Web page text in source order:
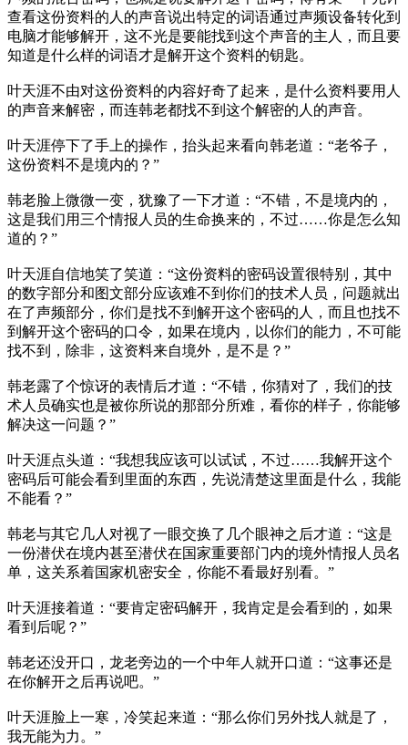
查看这份资料的人的声音说出特定的词语通过声频设备转化到
电脑才能够解开，这不光是要能找到这个声音的主人，而且要
知道是什么样的词语才是解开这个资料的钥匙。
叶天涯不由对这份资料的内容好奇了起来，是什么资料要用人
的声音来解密，而连韩老都找不到这个解密的人的声音。
叶天涯停下了手上的操作，抬头起来看向韩老道：“老爷子，
这份资料不是境内的？”
韩老脸上微微一变，犹豫了一下才道：“不错，不是境内的，
这是我们用三个情报人员的生命换来的，不过……你是怎么知
道的？”
叶天涯自信地笑了笑道：“这份资料的密码设置很特别，其中
的数字部分和图文部分应该难不到你们的技术人员，问题就出
在了声频部分，你们是找不到解开这个密码的人，而且也找不
到解开这个密码的口令，如果在境内，以你们的能力，不可能
找不到，除非，这资料来自境外，是不是？”
韩老露了个惊讶的表情后才道：“不错，你猜对了，我们的技
术人员确实也是被你所说的那部分所难，看你的样子，你能够
解决这一问题？”
叶天涯点头道：“我想我应该可以试试，不过……我解开这个
密码后可能会看到里面的东西，先说清楚这里面是什么，我能
不能看？”
韩老与其它几人对视了一眼交换了几个眼神之后才道：“这是
一份潜伏在境内甚至潜伏在国家重要部门内的境外情报人员名
单，这关系着国家机密安全，你能不看最好别看。”
叶天涯接着道：“要肯定密码解开，我肯定是会看到的，如果
看到后呢？”
韩老还没开口，龙老旁边的一个中年人就开口道：“这事还是
在你解开之后再说吧。”
叶天涯脸上一寒，冷笑起来道：“那么你们另外找人就是了，
我无能为力。”